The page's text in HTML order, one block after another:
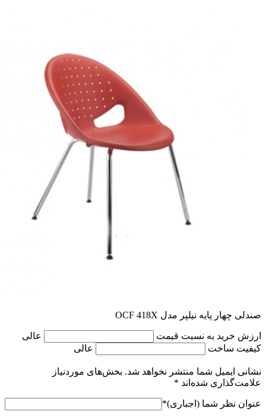
صندلی چهار پایه نیلپر مدل OCF 418X
ارزش خرید به نسبت قیمت
عالی
کیفیت ساخت
عالی
نشانی ایمیل شما منتشر نخواهد شد. بخش‌های موردنیاز
علامت‌گذاری شده‌اند *
عنوان نظر شما (اجباری)*